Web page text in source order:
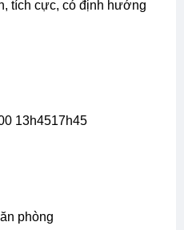
công tác xa nếu cần